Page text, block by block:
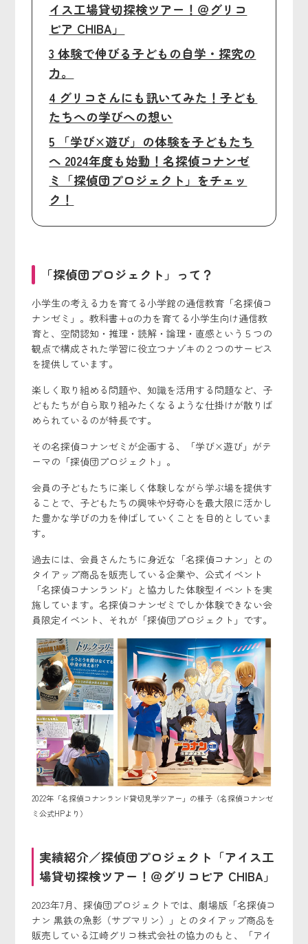
イス工場貸切探検ツアー！＠グリコ
ピア CHIBA」
3 体験で伸びる子どもの自学・探究の
力。
4 グリコさんにも訊いてみた！子ども
たちへの学びへの想い
5 「学び×遊び」の体験を子どもたち
へ 2024年度も始動！名探偵コナンゼ
ミ「探偵団プロジェクト」をチェッ
ク！
「探偵団プロジェクト」って？
小学生の考える力を育てる小学館の通信教育「名探偵コ
ナンゼミ」。教科書+αの力を育てる小学生向け通信教
育と、空間認知・推理・読解・論理・直感という５つの
観点で構成された学習に役立つナゾキの２つのサービス
を提供しています。
楽しく取り組める問題や、知識を活用する問題など、子
どもたちが自ら取り組みたくなるような仕掛けが散りば
められているのが特長です。
その名探偵コナンゼミが企画する、「学び×遊び」がテ
ーマの「探偵団プロジェクト」。
会員の子どもたちに楽しく体験しながら学ぶ場を提供す
ることで、子どもたちの興味や好奇心を最大限に活かし
た豊かな学びの力を伸ばしていくことを目的としていま
す。
過去には、会員さんたちに身近な「名探偵コナン」との
タイアップ商品を販売している企業や、公式イベント
「名探偵コナンランド」と協力した体験型イベントを実
施しています。名探偵コナンゼミでしか体験できない会
員限定イベント、それが「探偵団プロジェクト」です。
2022年「名探偵コナンランド貸切見学ツアー」の様子（名探偵コナンゼ
ミ公式HPより）
実績紹介／探偵団プロジェクト「アイス工
場貸切探検ツアー！＠グリコピア CHIBA」
2023年7月、探偵団プロジェクトでは、劇場版「名探偵コ
ナン 黒鉄の魚影（サブマリン）」とのタイアップ商品を
販売している江崎グリコ株式会社の協力のもと、「アイ